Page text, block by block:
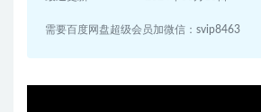
需要百度网盘超级会员加微信：svip8463